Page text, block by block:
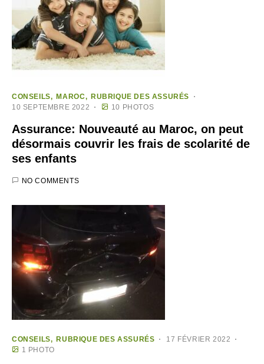
CONSEILS MAROC
RUBRIQUE DES ASSURÉS
10 SEPTEMBRE 2022
10 PHOTOS
Assurance: Nouveauté au Maroc, on peut
désormais couvrir les frais de scolarité de
ses enfants
NO COMMENTS
CONSEILS RUBRIQUE DES ASSURÉS
17 FÉVRIER 2022
1 PHOTO